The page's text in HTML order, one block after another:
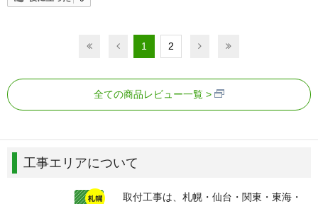
1 2
全ての商品レビュー一覧
工事エリアについて
取付工事は、札幌・仙台・関東・東海・